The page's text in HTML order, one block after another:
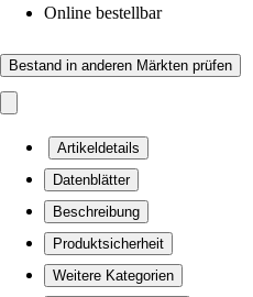
Online bestellbar
Bestand in anderen Märkten prüfen
Artikeldetails
Datenblätter
Beschreibung
Produktsicherheit
Weitere Kategorien